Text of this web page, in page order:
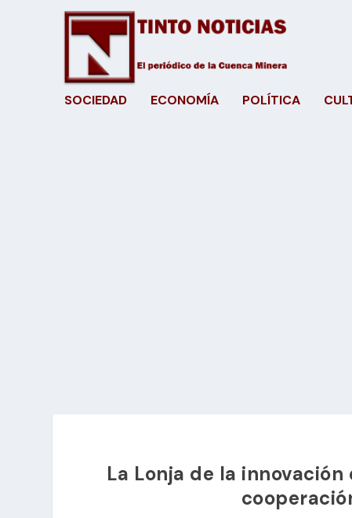
SOCIEDAD ECONOMÍA POLÍTICA
La Lonja de la